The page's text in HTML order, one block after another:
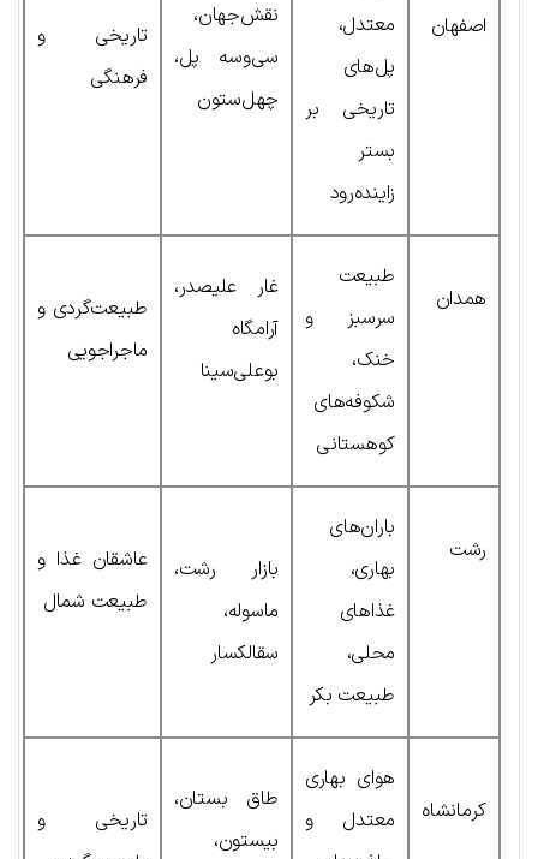
اصفهان
معتدل،
پل‌های
تاریخی بر
بستر
زاینده‌رود
نقش‌جهان،
سی‌وسه پل،
چهل‌ستون
تاریخی و
فرهنگی
همدان
طبیعت
سرسبز و
خنک،
شکوفه‌های
کوهستانی
غار علیصدر،
آرامگاه
بوعلی‌سینا
طبیعت‌گردی و
ماجراجویی
رشت
باران‌های
بهاری،
غذاهای
محلی،
طبیعت بکر
بازار رشت،
ماسوله،
سقالکسار
عاشقان غذا و
طبیعت شمال
کرمانشاه
هوای بهاری
معتدل و
طاق بستان،
بیستون،
تاریخی و